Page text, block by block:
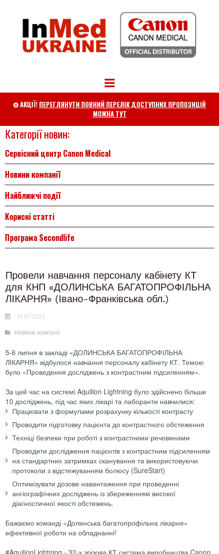
 АКЦІЇ! ПЕРЕГЛЯНУТИ ПОВНИЙ ПЕРЕЛІК ДОСТУПНИХ ПРОПОЗИЦІЙ
МОЖНА ТУТ
Категорії новин:
Сервісний центр Canon Medical
Новини компанії
Найближчі події
Корисні статті
Програма Secondlife
Провели навчання персоналу кабінету КТ
для КНП «ДОЛИНСЬКА БАГАТОПРОФІЛЬНА
ЛІКАРНЯ» (Івано-Франківська обл.)
13.07.2022
Новини компанії
5-6 липня в закладі «ДОЛИНСЬКА БАГАТОПРОФІЛЬНА
ЛІКАРНЯ» відбулося навчання персоналу кабінету КТ. Темою
було «Проведення досліджень з контрастним підсиленням».
За цей час на системі Aquilion Lightning було здійснено більше
10 досліджень, під час яких лікарі та лаборанти навчилися:
Працювати з формулами розрахунку кількості контрасту
Проводити підготовку пацієнта до контрастного обстеження
Техніці безпеки при роботі з контрастними речовинами
Проводити дослідження пацієнтів з контрастним підсиленням
на стандартних затримках сканування та використовуючи
протоколи з відстежуванням болюсу (SureStart)
Оптимізувати дозове навантаження при проведенні
ангіографічних досліджень із збереженням високої
діагностичної якості обстежень.
Бажаємо команді «Долинська багатопрофільна лікарня»
ефективної роботи на обладнанні!
#AquilionLightning - 32-х зрізова КТ система виробництва Canon